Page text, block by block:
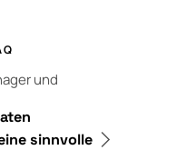
und
sinnvolle